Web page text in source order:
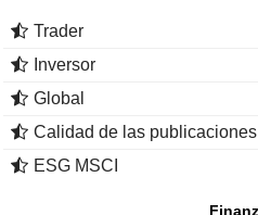
Trader
Inversor
Global
Calidad de las publicaciones
ESG MSCI